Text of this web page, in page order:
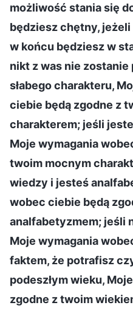
możliwość stania się
będziesz chętny,
w końcu będziesz w
nikt z was nie
słabego charakteru,
ciebie będą zgodne z
charakterem; jeśli
Moje wymagania
twoim mocnym
wiedzy i jesteś
wobec ciebie będą
analfabetyzmem; jeśli
Moje wymagania
faktem, że potrafisz
podeszłym wieku,
zgodne z twoim